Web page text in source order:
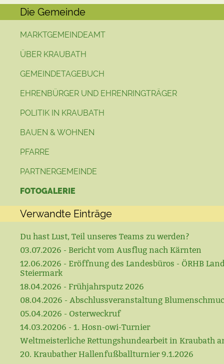
Die Gemeinde
MARKTGEMEINDEAMT
ÜBER KRAUBATH
GEMEINDETAGEBUCH
EHRENBÜRGER UND EHRENRINGTRÄGER
POLITIK IN KRAUBATH
BAUEN & WOHNEN
PFARRE
PARTNERGEMEINDE
FOTOGALERIE
Verwandte Einträge
Du hast Lust, Teil unseres Teams zu werden?
03.07.2026 - Bericht vom Ausflug nach Kärnten
12.06.2026 - Eröffnung des Landesbüros - ÖRHB
Steiermark
18.04.2026 - Frühjahrsputz 2026
08.04.2026 - Abschlussveranstaltung
05.04.2026 - Osterweckruf
14.03.20206 - 1. Hosn-owi-Turnier
Weltmeisterliche Rettungshundearbeit in Kraubath
20. Kraubather Hallenfußballturnier 9.1.2026